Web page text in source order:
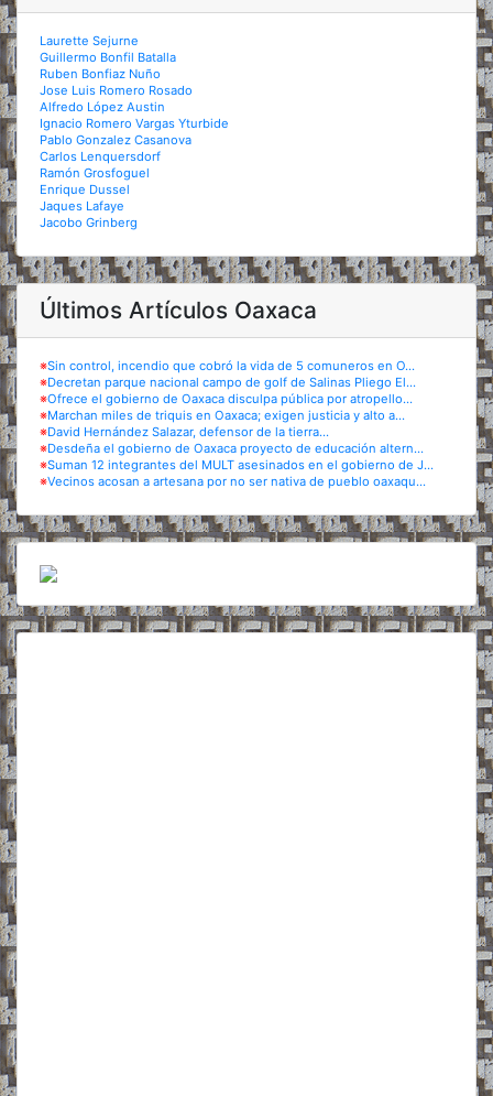
Laurette Sejurne
Guillermo Bonfil Batalla
Ruben Bonfiaz Nuño
Jose Luis Romero Rosado
Alfredo López Austin
Ignacio Romero Vargas Yturbide
Pablo Gonzalez Casanova
Carlos Lenquersdorf
Ramón Grosfoguel
Enrique Dussel
Jaques Lafaye
Jacobo Grinberg
Últimos Artículos Oaxaca
※Sin control, incendio que cobró la vida de 5 comuneros en O...
※Decretan parque nacional campo de golf de Salinas Pliego El...
※Ofrece el gobierno de Oaxaca disculpa pública por atropello...
※Marchan miles de triquis en Oaxaca; exigen justicia y alto a...
※David Hernández Salazar, defensor de la tierra...
※Desdeña el gobierno de Oaxaca proyecto de educación altern...
※Suman 12 integrantes del MULT asesinados en el gobierno de J...
※Vecinos acosan a artesana por no ser nativa de pueblo oaxaqu...